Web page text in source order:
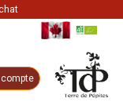
compte